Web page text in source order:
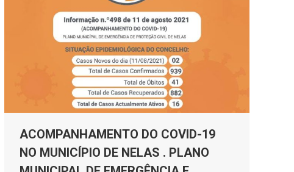
ACOMPANHAMENTO DO COVID-19
NO MUNICÍPIO DE NELAS . PLANO